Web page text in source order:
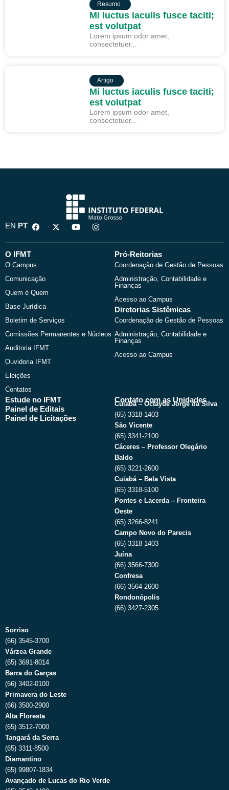
Resumo
Mi luctus iaculis fusce taciti;
est volutpat
Lorem ipsum odor amet,
consectetuer...
Artigo
Mi luctus iaculis fusce taciti;
est volutpat
Lorem ipsum odor amet,
consectetuer...
EN PT
F
a
e
o
k
X
-
w
Y
o
t
I
n
t
O IFMT
O Campus
Comunicação
Quem é Quem
Base Jurídica
Boletim de Serviços
Comissões Permanentes e Núcleos
Auditoria IFMT
Ouvidoria IFMT
Eleições
Contatos
Pró-Reitorias
Coordenação de Gestão de Pessoas
Administração, Contabilidade e
Finanças
Acesso ao Campus
Diretorias Sistêmicas
Coordenação de Gestão de Pessoas
Administração, Contabilidade e
Finanças
Acesso ao Campus
Estude no IFMT
Painel de Editais
Painel de Licitações
Contato com as Unidades
Cuiabá – Octayde Jorge da Silva
(65) 3318-1403
São Vicente
(65) 3341-2100
Cáceres – Professor Olegário
Baldo
(65) 3221-2600
Cuiabá – Bela Vista
(65) 3318-5100
Pontes e Lacerda – Fronteira
Oeste
(65) 3266-8241
Campo Novo do Parecis
(65) 3318-1403
Juína
(66) 3566-7300
Confresa
(66) 3564-2600
Rondonópolis
(66) 3427-2305
Sorriso
(66) 3545-3700
Várzea Grande
(65) 3691-8014
Barra do Garças
(66) 3402-0100
Primavera do Leste
(66) 3500-2900
Alta Floresta
(65) 3512-7000
Tangará da Serra
(65) 3311-8500
Diamantino
(65) 99807-1834
Avançado de Lucas do Rio Verde